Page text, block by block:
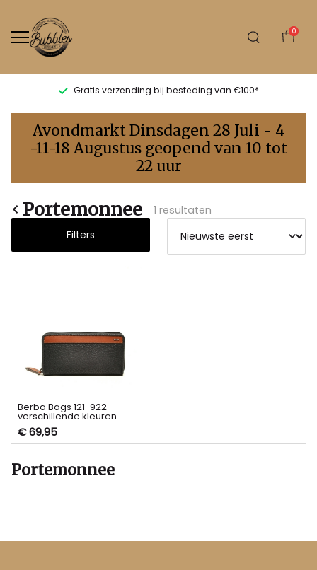
0
Gratis verzending bij besteding van €100*
Portemonnee
Bubbles
Sluis
Avondmarkt Dinsdagen 28 Juli - 4
-11-18 Augustus geopend van 10 tot
22 uur
Portemonnee
1 resultaten
Filters
Berba Bags 121-922
verschillende kleuren
€ 69,95
Portemonnee